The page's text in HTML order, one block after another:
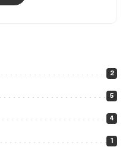
2
5
4
1